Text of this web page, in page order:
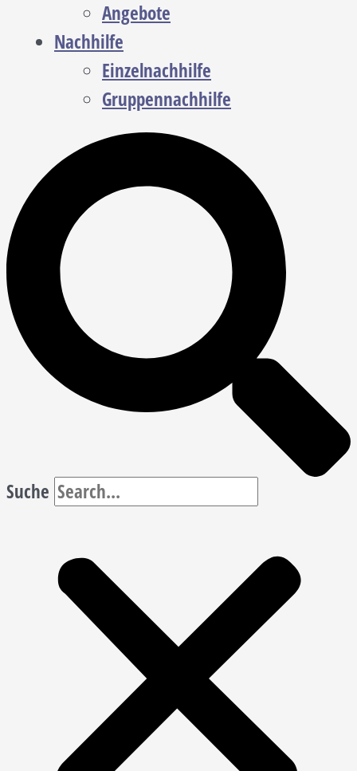
Angebote
Nachhilfe
Einzelnachhilfe
Gruppennachhilfe
Suche